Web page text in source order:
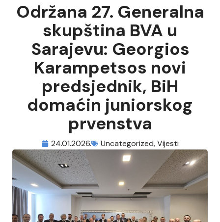
Održana 27. Generalna
skupština BVA u
Sarajevu: Georgios
Karampetsos novi
predsjednik, BiH
domaćin juniorskog
prvenstva
24.01.2026. Uncategorized,Vijesti